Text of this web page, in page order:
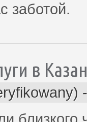
заботой.
в
близкого